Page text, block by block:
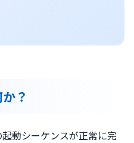
？
動シーケンスが正常に完